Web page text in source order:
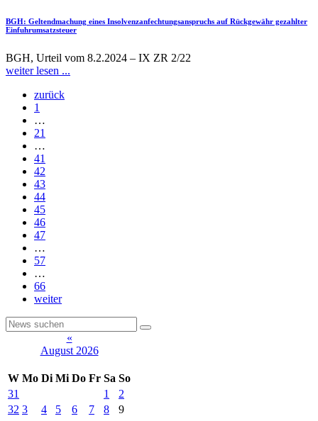
BGH: Geltendmachung eines Insolvenzanfechtungsanspruchs auf Rückgewähr gezahlter
Einfuhrumsatzsteuer
BGH, Urteil vom 8.2.2024 – IX ZR 2/22
weiter lesen ...
zurück
1
…
21
…
41
42
43
44
45
46
47
…
57
…
66
weiter
«
August 2026
W Mo Di Mi Do Fr Sa So
31
1
2
32 3 4 5 6 7 8
9